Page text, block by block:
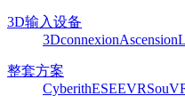
3D输入设备
3DconnexionAscension
整套方案
CyberithESEEVR